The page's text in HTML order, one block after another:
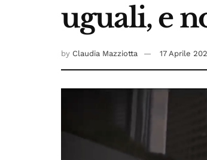
uguali, e
by Claudia Mazziotta 17 Aprile